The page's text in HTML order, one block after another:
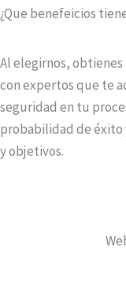
¿Que benefeicios
Al elegirnos, obtienes
con expertos que te
seguridad en tu
probabilidad de éxito
y objetivos.